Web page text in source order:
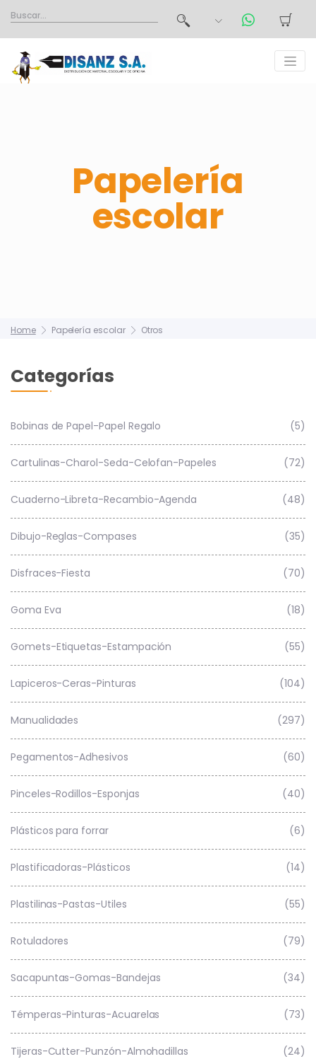
Papelería
escolar
Home Papelería escolar Otros
Categorías
Bobinas de Papel-Papel Regalo (5)
Cartulinas-Charol-Seda-Celofan-Papeles (72)
Cuaderno-Libreta-Recambio-Agenda (48)
Dibujo-Reglas-Compases (35)
Disfraces-Fiesta (70)
Goma Eva (18)
Gomets-Etiquetas-Estampación (55)
Lapiceros-Ceras-Pinturas (104)
Manualidades (297)
Pegamentos-Adhesivos (60)
Pinceles-Rodillos-Esponjas (40)
Plásticos para forrar (6)
Plastificadoras-Plásticos (14)
Plastilinas-Pastas-Utiles (55)
Rotuladores (79)
Sacapuntas-Gomas-Bandejas (34)
Témperas-Pinturas-Acuarelas (73)
Tijeras-Cutter-Punzón-Almohadillas (24)